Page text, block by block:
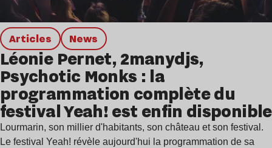
Articles news
Léonie Pernet, 2manydjs,
Psychotic Monks : la
programmation complète du
festival Yeah! est enfin disponible
Lourmarin, son millier d'habitants, son château et son festival.
Le festival Yeah! révèle aujourd'hui la programmation de sa